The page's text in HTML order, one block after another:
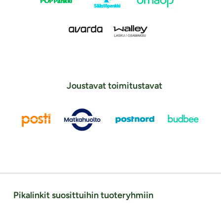
Joustavat toimitustavat
Pikalinkit suosittuihin tuoteryhmiin